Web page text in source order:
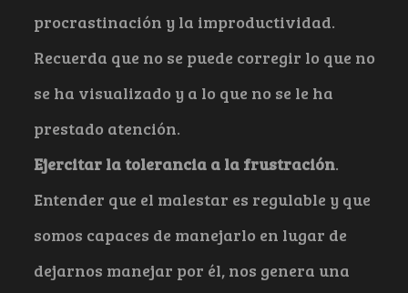
procrastinación y la improductividad.
Recuerda que no se puede corregir lo que no
se ha visualizado y a lo que no se le ha
prestado atención.
Ejercitar la tolerancia a la frustración.
Entender que el malestar es regulable y que
somos capaces de manejarlo en lugar de
dejarnos manejar por él, nos genera una